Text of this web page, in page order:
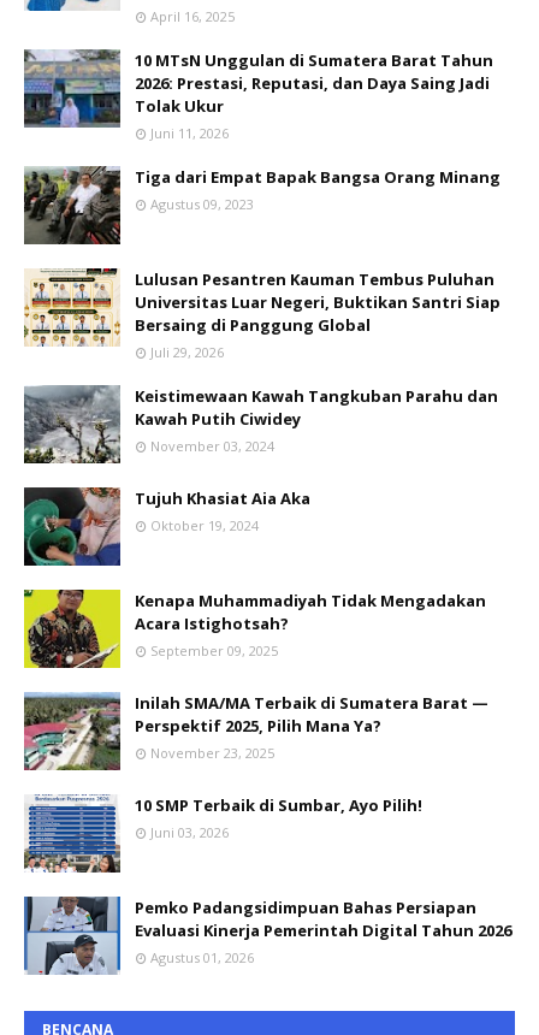
April 16, 2025
10 MTsN Unggulan di Sumatera Barat Tahun
2026: Prestasi, Reputasi, dan Daya Saing Jadi
Tolak Ukur
Juni 11, 2026
Tiga dari Empat Bapak Bangsa Orang Minang
Agustus 09, 2023
Lulusan Pesantren Kauman Tembus Puluhan
Universitas Luar Negeri, Buktikan Santri Siap
Bersaing di Panggung Global
Juli 29, 2026
Keistimewaan Kawah Tangkuban Parahu dan
Kawah Putih Ciwidey
November 03, 2024
Tujuh Khasiat Aia Aka
Oktober 19, 2024
Kenapa Muhammadiyah Tidak Mengadakan
Acara Istighotsah?
September 09, 2025
Inilah SMA/MA Terbaik di Sumatera Barat —
Perspektif 2025, Pilih Mana Ya?
November 23, 2025
10 SMP Terbaik di Sumbar, Ayo Pilih!
Juni 03, 2026
Pemko Padangsidimpuan Bahas Persiapan
Evaluasi Kinerja Pemerintah Digital Tahun 2026
Agustus 01, 2026
BENCANA